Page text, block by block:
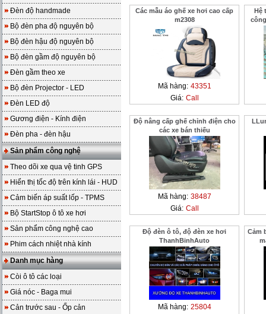
Đèn độ handmade
Bộ đèn pha độ nguyên bộ
Bộ đèn hậu độ nguyên bộ
Bộ đèn gầm độ nguyên bộ
Đèn gầm theo xe
Bộ đèn Projector - LED
Đèn LED độ
Gương điện - Kính điện
Đèn pha - đèn hậu
Sản phẩm công nghệ
Theo dõi xe qua vệ tinh GPS
Hiển thị tốc độ trên kính lái - HUD
Cảm biến áp suất lốp - TPMS
Bộ StartStop ô tô xe hơi
Sản phẩm công nghệ cao
Phim cách nhiệt nhà kính
Danh mục hàng
Còi ô tô các loại
Giá nóc - Baga mui
Cản trước sau - Ốp cản
Các mẫu áo ghế xe hơi cao cấp
m2308
Mã hàng: 43351
Giá: Call
Hệ
Độ nâng cấp ghế chỉnh điện cho
các xe bán thiếu
Mã hàng: 38487
Giá: Call
Độ đèn ô tô, độ đèn xe hơi
ThanhBinhAuto
Mã hàng: 25804
Cảm